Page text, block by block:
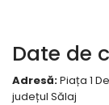
Date de
Adresă:Piața 1
județul Sălaj